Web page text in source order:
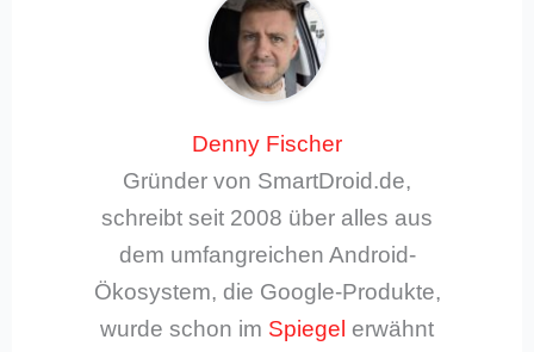
Denny Fischer
Gründer von SmartDroid.de,
schreibt seit 2008 über alles aus
dem umfangreichen Android-
Ökosystem, die Google-Produkte,
wurde schon im Spiegel erwähnt